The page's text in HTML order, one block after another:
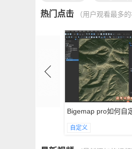
热门点击 （用户观看最多
Bigemap pro如何自
自定义